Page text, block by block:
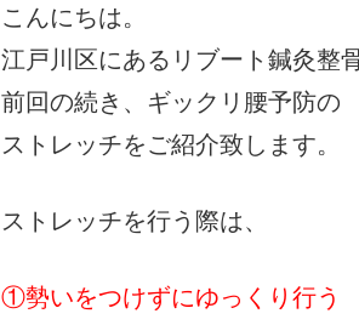
こんにちは。
江戸川区にあるリブート鍼灸整
前回の続き、ギックリ腰予防の
ストレッチをご紹介致します。
ストレッチを行う際は、
①勢いをつけずにゆっくり行う